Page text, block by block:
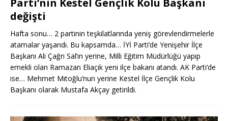
değişti
Hafta sonu… 2 partinin teşkilatlarında yeniş görevlendirmelerle
atamalar yaşandı. Bu kapsamda… İYİ Parti’de Yenişehir İlçe
Başkanı Ali Çağrı Sal’ın yerine, Milli Eğitim Müdürlüğü yapıp
emekli olan Ramazan Eliaçık yeni ilçe bakanı atandı. AK Parti’de
ise… Mehmet Mıtoğlu’nun yerine Kestel İlçe Gençlik Kolu
Başkanı olarak Mustafa Akçay getirildi.